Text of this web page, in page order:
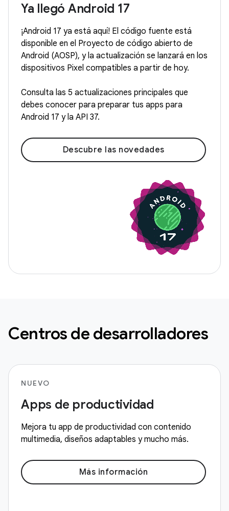
Ya llegó Android 17
¡Android 17 ya está aquí! El código fuente está
disponible en el Proyecto de código abierto de
Android (AOSP), y la actualización se lanzará en los
dispositivos Pixel compatibles a partir de hoy.
Consulta las 5 actualizaciones principales que
debes conocer para preparar tus apps para
Android 17 y la API 37.
Descubre las novedades
Centros de desarrolladores
NUEVO
Apps de productividad
Mejora tu app de productividad con contenido
multimedia, diseños adaptables y mucho más.
Más información